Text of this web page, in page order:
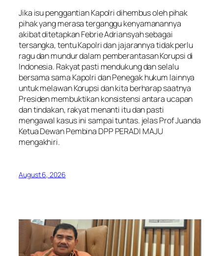
Jika isu penggantian Kapolri dihembus oleh pihak
pihak yang merasa terganggu kenyamanannya
akibat ditetapkan Febrie Adriansyah sebagai
tersangka, tentu Kapolri dan jajarannya tidak perlu
ragu dan mundur dalam pemberantasan Korupsi di
Indonesia. Rakyat pasti mendukung dan selalu
bersama sama Kapolri dan Penegak hukum lainnya
untuk melawan Korupsi dan kita berharap saatnya
Presiden membuktikan konsistensi antara ucapan
dan tindakan, rakyat menanti itu dan pasti
mengawal kasus ini sampai tuntas. jelas Prof Juanda
Ketua Dewan Pembina DPP PERADI MAJU
mengakhiri.
August 6, 2026